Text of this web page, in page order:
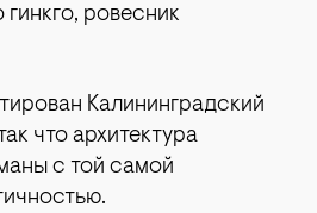
ровесник
Калининградский
что архитектура
с той самой